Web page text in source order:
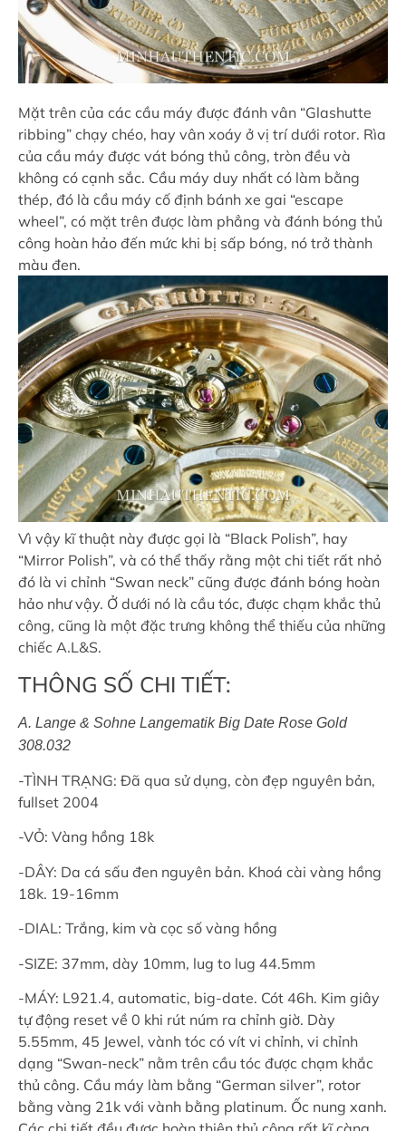
Mặt trên của các cầu máy được đánh vân “Glashutte
ribbing” chạy chéo, hay vân xoáy ở vị trí dưới rotor. Rìa
của cầu máy được vát bóng thủ công, tròn đều và
không có cạnh sắc. Cầu máy duy nhất có làm bằng
thép, đó là cầu máy cố định bánh xe gai “escape
wheel”, có mặt trên được làm phẳng và đánh bóng thủ
công hoàn hảo đến mức khi bị sấp bóng, nó trở thành
màu đen.
Vì vậy kĩ thuật này được gọi là “Black Polish”, hay
“Mirror Polish”, và có thể thấy rằng một chi tiết rất nhỏ
đó là vi chỉnh “Swan neck” cũng được đánh bóng hoàn
hảo như vậy. Ở dưới nó là cầu tóc, được chạm khắc thủ
công, cũng là một đặc trưng không thể thiếu của những
chiếc A.L&S.
THÔNG SỐ CHI TIẾT:
A. Lange & Sohne Langematik Big Date Rose Gold
308.032
-TÌNH TRẠNG: Đã qua sử dụng, còn đẹp nguyên bản,
fullset 2004
-VỎ: Vàng hồng 18k
-DÂY: Da cá sấu đen nguyên bản. Khoá cài vàng hồng
18k. 19-16mm
-DIAL: Trắng, kim và cọc số vàng hồng
-SIZE: 37mm, dày 10mm, lug to lug 44.5mm
-MÁY: L921.4, automatic, big-date. Cót 46h. Kim giây
tự động reset về 0 khi rút núm ra chỉnh giờ. Dày
5.55mm, 45 Jewel, vành tóc có vít vi chỉnh, vi chỉnh
dạng “Swan-neck” nằm trên cầu tóc được chạm khắc
thủ công. Cầu máy làm bằng “German silver”, rotor
bằng vàng 21k với vành bằng platinum. Ốc nung xanh.